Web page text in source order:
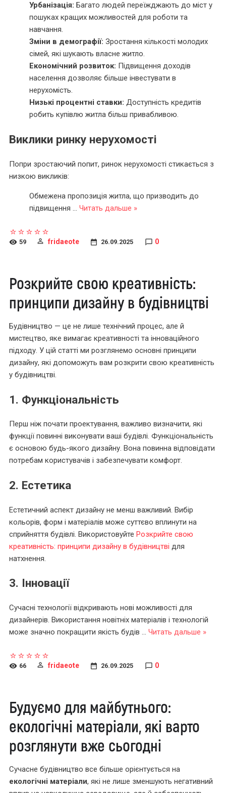
Урбанізація: Багато людей переїжджають до міст у
пошуках кращих можливостей для роботи та
навчання.
Зміни в демографії: Зростання кількості молодих
сімей, які шукають власне житло.
Економічний розвиток: Підвищення доходів
населення дозволяє більше інвестувати в
нерухомість.
Низькі процентні ставки: Доступність кредитів
робить купівлю житла більш привабливою.
Виклики ринку нерухомості
Попри зростаючий попит, ринок нерухомості стикається з
низкою викликів:
Обмежена пропозиція житла, що призводить до
підвищення ... Читать дальше »
59 fridaeote 26.09.2025 0
Розкрийте свою креативність:
принципи дизайну в будівництві
Будівництво — це не лише технічний процес, але й
мистецтво, яке вимагає креативності та інноваційного
підходу. У цій статті ми розглянемо основні принципи
дизайну, які допоможуть вам розкрити свою креативність
у будівництві.
1. Функціональність
Перш ніж почати проектування, важливо визначити, які
функції повинні виконувати ваші будівлі. Функціональність
є основою будь-якого дизайну. Вона повинна відповідати
потребам користувачів і забезпечувати комфорт.
2. Естетика
Естетичний аспект дизайну не менш важливий. Вибір
кольорів, форм і матеріалів може суттєво вплинути на
сприйняття будівлі. Використовуйте Розкрийте свою
креативність: принципи дизайну в будівництві для
натхнення.
3. Інновації
Сучасні технології відкривають нові можливості для
дизайнерів. Використання новітніх матеріалів і технологій
може значно покращити якість будів ... Читать дальше »
66 fridaeote 26.09.2025 0
Будуємо для майбутнього:
екологічні матеріали, які варто
розглянути вже сьогодні
Сучасне будівництво все більше орієнтується на
екологічні матеріали, які не лише зменшують негативний